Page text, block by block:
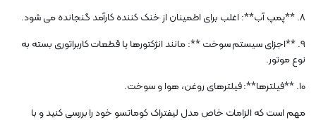
8. **پمپ آب**: اغلب برای اطمینان از خنک کننده کارآمد گنجانده می شود.
9. **اجزای سیستم سوخت **: مانند انژکتورها یا قطعات کاربراتوری بسته به
نوع موتور.
10. **فیلترها**: فیلترهای روغن، هوا و سوخت.
مهم است که الزامات خاص مدل لیفتراک کوماتسو خود را بررسی کنید و با